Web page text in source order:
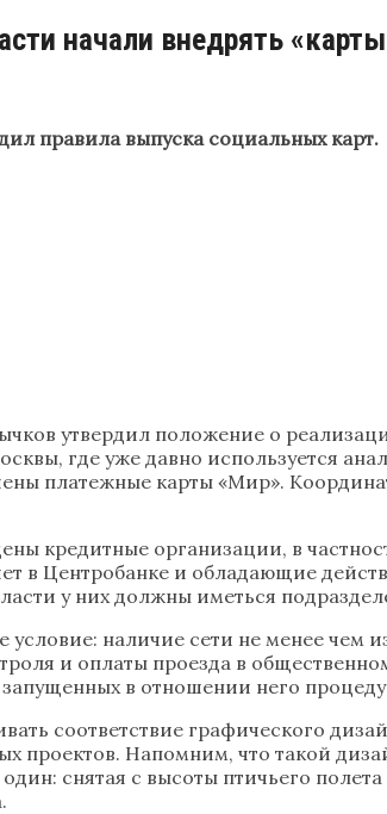
начали внедрять
правила выпуска социальных карт.
утвердил положение о
где уже давно используется
платежные карты «Мир».
кредитные организации, в
в Центробанке и обладающие
у них должны иметься
условие: наличие сети не менее чем
и оплаты проезда в
запущенных в отношении него
соответствие графического
проектов. Напомним, что такой
снятая с высоты птичьего